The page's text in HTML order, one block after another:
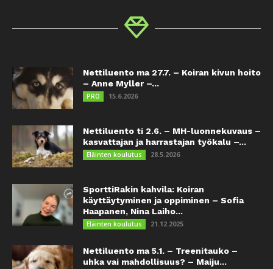
Nettiluento ma 27.7. – Koiran kivun hoito
– Anne Myller –...
PRO 15.6.2026
Nettiluento ti 2.6. – MH-luonnekuvaus –
kasvattajan ja harrastajan työkalu –...
Eläinten koulutus 28.5.2026
SporttiRakin kahvila: Koiran
käyttäytyminen ja oppiminen – Sofia
Haapanen, Nina Laiho...
Eläinten koulutus 21.12.2025
Nettiluento ma 5.1. – Treenitauko –
uhka vai mahdollisuus? – Maiju...